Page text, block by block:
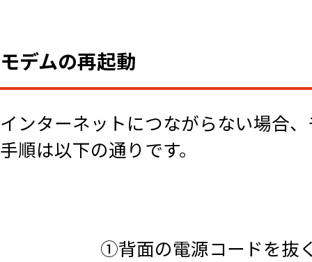
モデムの再起動
インターネットにつながらない場合
手順は以下の通りです。
①背面の電源コードを抜